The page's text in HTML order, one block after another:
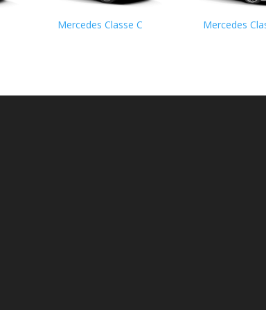
Mercedes Classe C Mercedes